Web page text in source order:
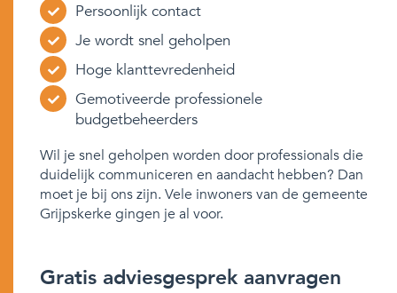
Persoonlijk contact
Je wordt snel geholpen
Hoge klanttevredenheid
Gemotiveerde professionele
budgetbeheerders
Wil je snel geholpen worden door professionals die
duidelijk communiceren en aandacht hebben? Dan
moet je bij ons zijn. Vele inwoners van de gemeente
Grijpskerke gingen je al voor.
Gratis adviesgesprek aanvragen